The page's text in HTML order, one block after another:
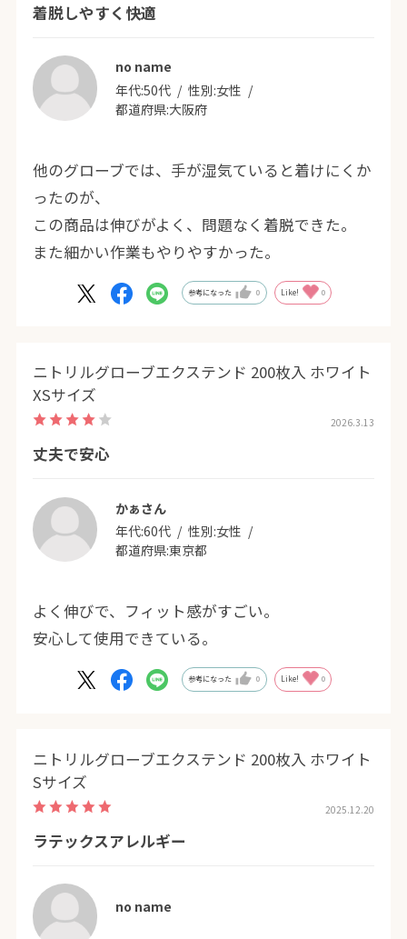
着脱しやすく快適
no name
年代:50代 性別:女性
都道府県:大阪府
他のグローブでは、手が湿気ていると着けにくか
ったのが、
この商品は伸びがよく、問題なく着脱できた。
また細かい作業もやりやすかった。
参考になった 0 Like! 0
ニトリルグローブエクステンド 200枚入 ホワイト
XSサイズ
2026.3.13
丈夫で安心
かぁさん
年代:60代 性別:女性
都道府県:東京都
よく伸びで、フィット感がすごい。
安心して使用できている。
参考になった 0 Like! 0
ニトリルグローブエクステンド 200枚入 ホワイト
Sサイズ
2025.12.20
ラテックスアレルギー
no name